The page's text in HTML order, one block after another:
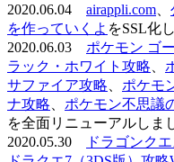
2020.06.04 airappli.com
を作っていくよ をSSL化
2020.06.03 ポケモン ゴ
ラック・ホワイト攻略
サファイア攻略
ポケモ
ナ攻略
ポケモン不思議
を全面リニューアルしま
2020.05.30
ドラゴンク